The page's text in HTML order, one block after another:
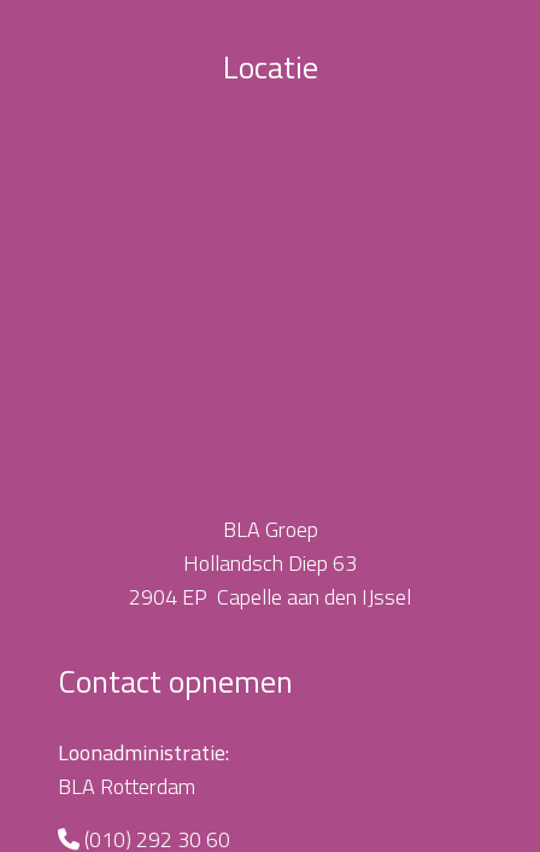
Locatie
BLA Groep
Hollandsch Diep 63
2904 EP Capelle aan den IJssel
Contact opnemen
Loonadministratie:
BLA Rotterdam
(010) 292 30 60